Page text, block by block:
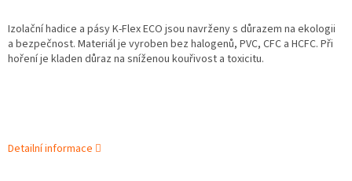
Izolační hadice a pásy K‑Flex ECO jsou navrženy s důrazem na ekologii
a bezpečnost. Materiál je vyroben bez halogenů, PVC, CFC a HCFC. Při
hoření je kladen důraz na sníženou kouřivost a toxicitu.
Detailní informace